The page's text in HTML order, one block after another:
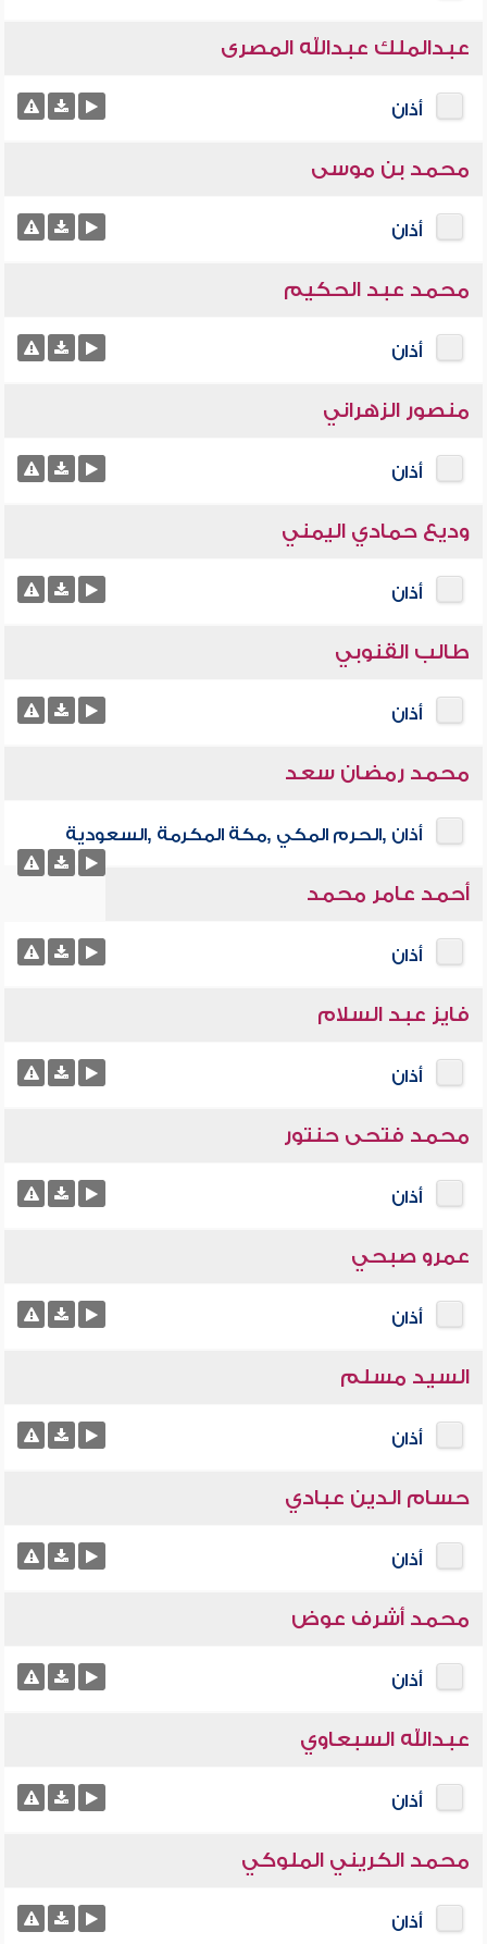
عبدالملك عبدالله المصرى
أذان
محمد بن موسى
أذان
محمد عبد الحكيم
أذان
منصور الزهراني
أذان
وديع حمادي اليمني
أذان
طالب القنوبي
أذان
محمد رمضان سعد
أذان ,الحرم المكي ,مكة المكرمة ,السعودية
أحمد عامر محمد
أذان
فايز عبد السلام
أذان
محمد فتحى حنتور
أذان
عمرو صبحي
أذان
السيد مسلم
أذان
حسام الدين عبادي
أذان
محمد أشرف عوض
أذان
عبدالله السبعاوي
أذان
محمد الكريني الملوكي
أذان